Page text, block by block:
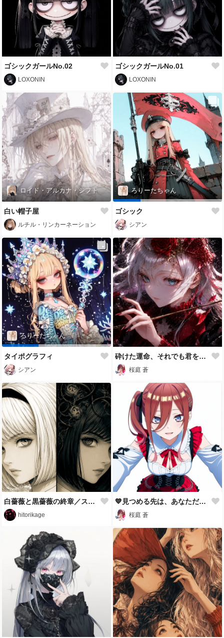
ゴシックガールNo.02
LOXONIN
ゴシックガールNo.01
LOXONIN
ロイド・アルカナ・シフト
白い帽子屋
ルチル・リンカーネーション
ろりーたちゃん
ゴシック
シアン
ろりーたちゃん
タイポグラフィ
シアン
砕けた運命、それでも君を見つめて。
桜庭 蒼
白薔薇と黒薔薇の終章／スマホ壁紙アーカイブ
hitorikage
💙見つめる先は、あなただけ。
桜庭 蒼